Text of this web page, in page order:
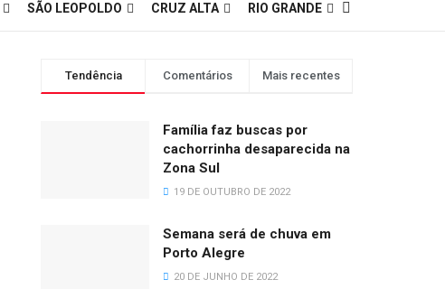
SÃO LEOPOLDO CRUZ ALTA RIO GRANDE
Tendência Comentários Mais recentes
Família faz buscas por
cachorrinha desaparecida na
Zona Sul
19 DE OUTUBRO DE 2022
Semana será de chuva em
Porto Alegre
20 DE JUNHO DE 2022